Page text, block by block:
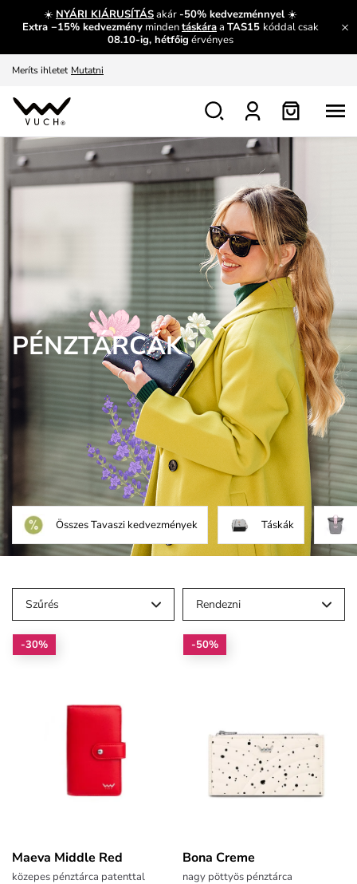
☀️ NYÁRI KIÁRUSÍTÁSakár-50% kedvezménnyel ☀️
Extra −15% kedvezmény mindentáskáraa TAS15 kóddal csak
08.10-ig, hétfőig érvényes
És mi az, amit máshol nem lehet megtudni?
Fedezze fel velünk az újdonságokat. Megtekintés
Meríts ihletet Mutatni
Ingyenes csere és visszaküldés
PÉNZTÁRCÁK
Összes Tavaszi kedvezmények Táskák
Szűrés Rendezni
-30%
Maeva Middle Red
közepes pénztárca patenttal
-50%
Bona Creme
nagy pöttyös pénztárca